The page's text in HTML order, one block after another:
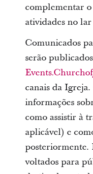
complementar
atividades no
Comunicados
serão
canais da
informações
como assistir à
aplicável) e
posteriormente.
voltados para